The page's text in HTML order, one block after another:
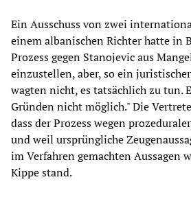
Ein Ausschuss von zwei
einem albanischen Richter hatte in
Prozess gegen Stanojevic aus
einzustellen, aber, so ein
wagten nicht, es tatsächlich zu tun.
Gründen nicht möglich." Die
dass der Prozess wegen
und weil ursprüngliche
im Verfahren gemachten Aussagen
Kippe stand.